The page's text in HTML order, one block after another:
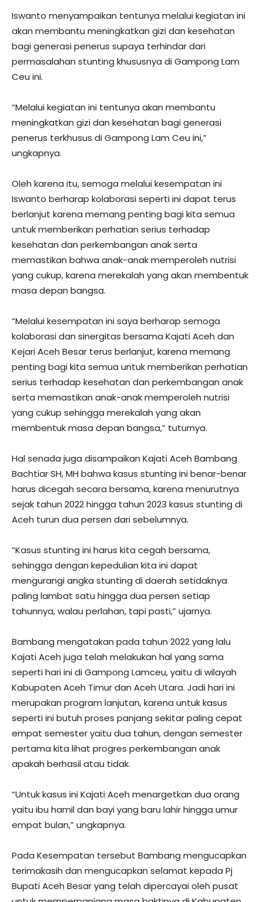
Iswanto menyampaikan tentunya melalui kegiatan ini
akan membantu meningkatkan gizi dan kesehatan
bagi generasi penerus supaya terhindar dari
permasalahan stunting khususnya di Gampong Lam
Ceu ini.
“Melalui kegiatan ini tentunya akan membantu
meningkatkan gizi dan kesehatan bagi generasi
penerus terkhusus di Gampong Lam Ceu ini,”
ungkapnya.
Oleh karena itu, semoga melalui kesempatan ini
Iswanto berharap kolaborasi seperti ini dapat terus
berlanjut karena memang penting bagi kita semua
untuk memberikan perhatian serius terhadap
kesehatan dan perkembangan anak serta
memastikan bahwa anak-anak memperoleh nutrisi
yang cukup, karena merekalah yang akan membentuk
masa depan bangsa.
“Melalui kesempatan ini saya berharap semoga
kolaborasi dan sinergitas bersama Kajati Aceh dan
Kejari Aceh Besar terus berlanjut, karena memang
penting bagi kita semua untuk memberikan perhatian
serius terhadap kesehatan dan perkembangan anak
serta memastikan anak-anak memperoleh nutrisi
yang cukup sehingga merekalah yang akan
membentuk masa depan bangsa,” tuturnya.
Hal senada juga disampaikan Kajati Aceh Bambang
Bachtiar SH, MH bahwa kasus stunting ini benar-benar
harus dicegah secara bersama, karena menurutnya
sejak tahun 2022 hingga tahun 2023 kasus stunting di
Aceh turun dua persen dari sebelumnya.
“Kasus stunting ini harus kita cegah bersama,
sehingga dengan kepedulian kita ini dapat
mengurangi angka stunting di daerah setidaknya
paling lambat satu hingga dua persen setiap
tahunnya, walau perlahan, tapi pasti,” ujarnya.
Bambang mengatakan pada tahun 2022 yang lalu
Kajati Aceh juga telah melakukan hal yang sama
seperti hari ini di Gampong Lamceu, yaitu di wilayah
Kabupaten Aceh Timur dan Aceh Utara. Jadi hari ini
merupakan program lanjutan, karena untuk kasus
seperti ini butuh proses panjang sekitar paling cepat
empat semester yaitu dua tahun, dengan semester
pertama kita lihat progres perkembangan anak
apakah berhasil atau tidak.
“Untuk kasus ini Kajati Aceh menargetkan dua orang
yaitu ibu hamil dan bayi yang baru lahir hingga umur
empat bulan,” ungkapnya.
Pada Kesempatan tersebut Bambang mengucapkan
terimakasih dan mengucapkan selamat kepada Pj
Bupati Aceh Besar yang telah dipercayai oleh pusat